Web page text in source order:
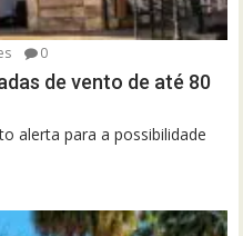
0
de vento de até 80
alerta para a possibilidade